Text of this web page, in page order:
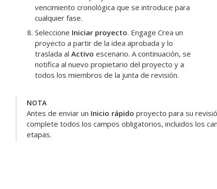
vencimiento cronológica que se introduce para
cualquier fase.
Seleccione Iniciar proyecto. Engage Crea un
proyecto a partir de la idea aprobada y lo
traslada al Activo escenario. A continuación, se
notifica al nuevo propietario del proyecto y a
todos los miembros de la junta de revisión.
NOTA
Antes de enviar un Inicio rápido proyecto para su
complete todos los campos obligatorios, incluidos los
etapas.